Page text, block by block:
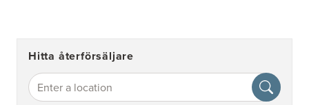
Hitta återförsäljare